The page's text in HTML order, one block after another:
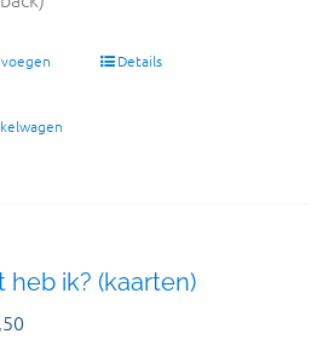
Details
heb ik? (kaarten)